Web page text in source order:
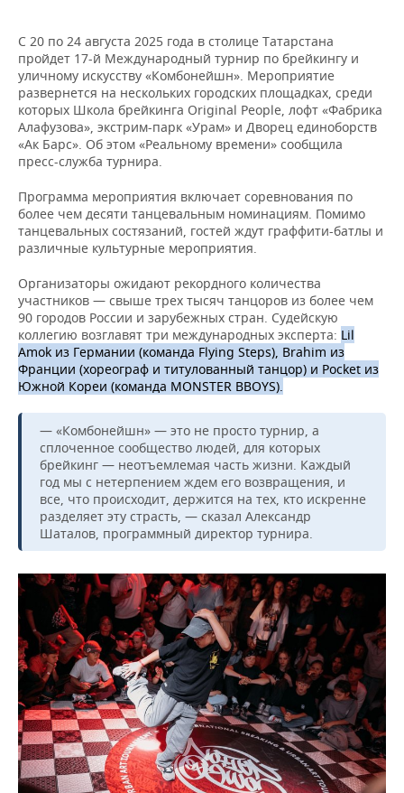
ОТКРЫТАЯ ЛЕКЦИЯ
БАСКЕТБОЛ
ВОЛЕЙБОЛ
КИБЕРСПОРТ
ФИГУРНОЕ КАТАНИЕ
ВОДНЫЕ ВИДЫ СПОРТА
ХОККЕЙ С МЯЧОМ
ИНФРАСТРУКТУРА
ИСТОРИЯ
КУЛЬТУРА
МЕДИЦИНА
ОБРАЗОВАНИЕ
ПРОИСШЕСТВИЯ
СПРАВОЧНИК
СПИСОК ПЕРСОН
СПИСОК КОМПАНИЙ
ПОЛНАЯ ВЕРСИЯ
С 20 по 24 августа 2025 года в столице Татарстана
пройдет 17-й Международный турнир по брейкингу и
уличному искусству «Комбонейшн». Мероприятие
развернется на нескольких городских площадках, среди
которых Школа брейкинга Original People, лофт «Фабрика
Алафузова», экстрим-парк «Урам» и Дворец единоборств
«Ак Барс». Об этом «Реальному времени» сообщила
пресс-служба турнира.
Программа мероприятия включает соревнования по
более чем десяти танцевальным номинациям. Помимо
танцевальных состязаний, гостей ждут граффити-батлы и
различные культурные мероприятия.
Организаторы ожидают рекордного количества
участников — свыше трех тысяч танцоров из более чем
90 городов России и зарубежных стран. Судейскую
коллегию возглавят три международных эксперта: Lil
Amok из Германии (команда Flying Steps), Brahim из
Франции (хореограф и титулованный танцор) и Pocket из
Южной Кореи (команда MONSTER BBOYS).
— «Комбонейшн» — это не просто турнир, а
сплоченное сообщество людей, для которых
брейкинг — неотъемлемая часть жизни. Каждый
год мы с нетерпением ждем его возвращения, и
все, что происходит, держится на тех, кто искренне
разделяет эту страсть, — сказал Александр
Шаталов, программный директор турнира.